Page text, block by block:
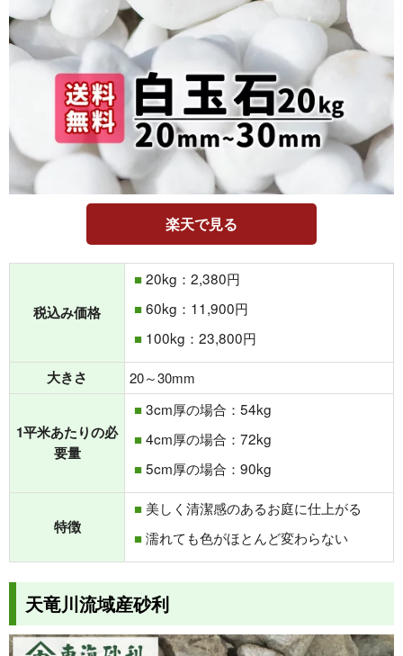
楽天で見る
税込み価格
20kg：2,380円
60kg：11,900円
100kg：23,800円
大きさ
20～30mm
1平米あたりの必
要量
3cm厚の場合：54kg
4cm厚の場合：72kg
5cm厚の場合：90kg
特徴
美しく清潔感のあるお庭に仕上がる
濡れても色がほとんど変わらない
天竜川流域産砂利